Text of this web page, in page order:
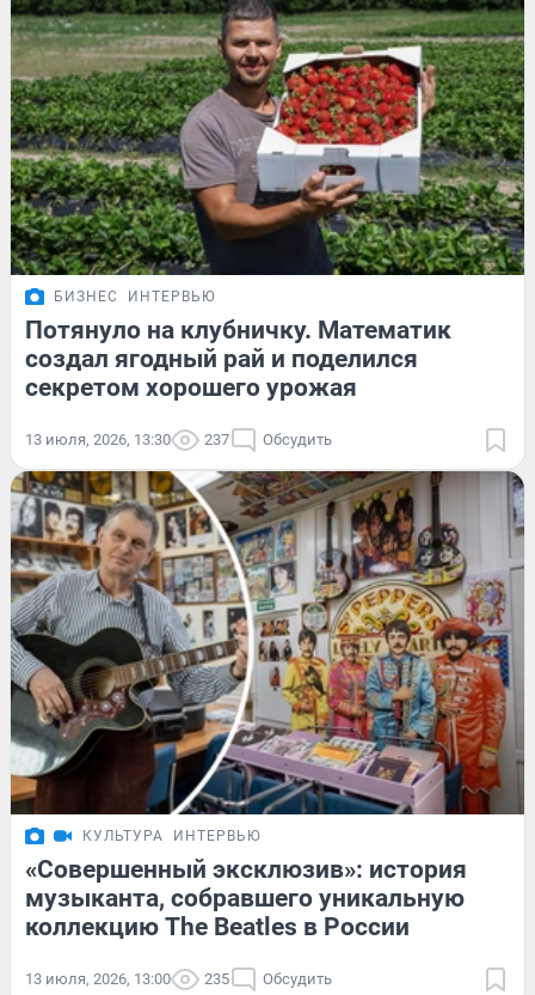
БИЗНЕС ИНТЕРВЬЮ
Потянуло на клубничку. Математик
создал ягодный рай и поделился
секретом хорошего урожая
13 июля, 2026, 13:30 237 Обсудить
КУЛЬТУРА ИНТЕРВЬЮ
«Совершенный эксклюзив»: история
музыканта, собравшего уникальную
коллекцию The Beatles в России
13 июля, 2026, 13:00 235 Обсудить